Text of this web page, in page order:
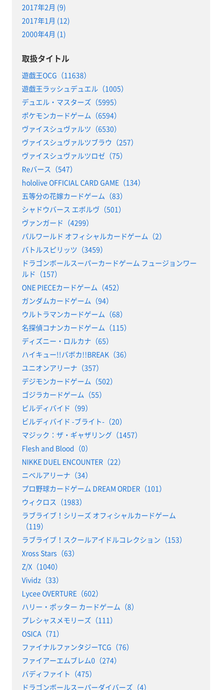
2017年2月 (9)
2017年1月 (12)
2000年4月 (1)
取扱タイトル
遊戯王OCG（11638）
遊戯王ラッシュデュエル（1005）
デュエル・マスターズ（5995）
ポケモンカードゲーム（6594）
ヴァイスシュヴァルツ（6530）
ヴァイスシュヴァルツブラウ（257）
ヴァイスシュヴァルツロゼ（75）
Reバース（547）
hololive OFFICIAL CARD GAME（134）
五等分の花嫁カードゲーム（83）
シャドウバース エボルヴ（501）
ヴァンガード（4299）
パルワールド オフィシャルカードゲーム（2）
バトルスピリッツ（3459）
ドラゴンボールスーパーカードゲーム フュージョンワー
ルド（157）
ONE PIECEカードゲーム（452）
ガンダムカードゲーム（94）
ウルトラマンカードゲーム（68）
名探偵コナンカードゲーム（115）
ディズニー・ロルカナ（65）
ハイキュー!!バボカ!!BREAK（36）
ユニオンアリーナ（357）
デジモンカードゲーム（502）
ゴジラカードゲーム（55）
ビルディバイド（99）
ビルディバイド -ブライト-（20）
マジック：ザ・ギャザリング（1457）
Flesh and Blood（0）
NIKKE DUEL ENCOUNTER（22）
ニベルアリーナ（34）
プロ野球カードゲーム DREAM ORDER（101）
ウィクロス（1983）
ラブライブ！シリーズ オフィシャルカードゲーム
（119）
ラブライブ！スクールアイドルコレクション（153）
Xross Stars（63）
Z/X（1040）
Vividz（33）
Lycee OVERTURE（602）
ハリー・ポッター カードゲーム（8）
プレシャスメモリーズ（111）
OSICA（71）
ファイナルファンタジーTCG（76）
ファイアーエムブレム0（274）
バディファイト（475）
ドラゴンボールスーパーダイバーズ（4）